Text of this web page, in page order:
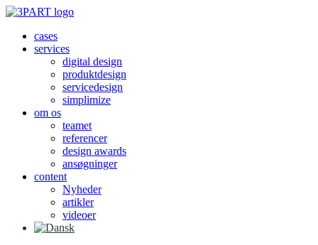
Videre
indholdcases
services
digital design
produktdesign
servicedesign
simplimize
om os
teamet
referencer
design awards
ansøgninger
content
Nyheder
artikler
videoer